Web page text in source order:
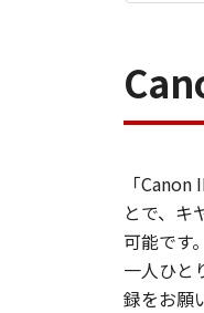
「
とで、キ
可能です
一人ひと
録をお願